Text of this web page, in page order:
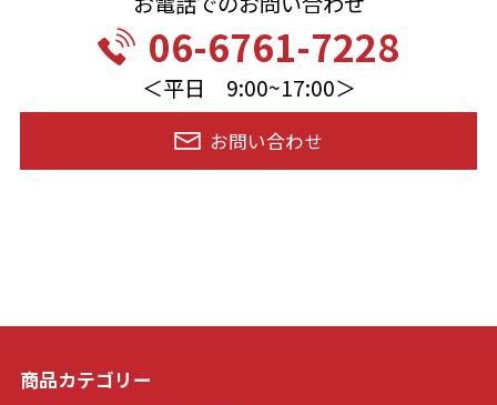
06-6761-7228
＜平日 9:00~17:00＞
お問い合わせ
商品カテゴリー